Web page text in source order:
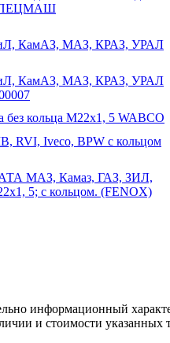
КамАЗ, МАЗ, КРАЗ, УРАЛ
КамАЗ, МАЗ, КРАЗ, УРАЛ
без кольца M22x1, 5 WABCO
RVI, Iveco, BPW с кольцом
МАЗ, Камаз, ГАЗ, ЗИЛ,
5; с кольцом. (FENOX)
информационный
и стоимости указанных